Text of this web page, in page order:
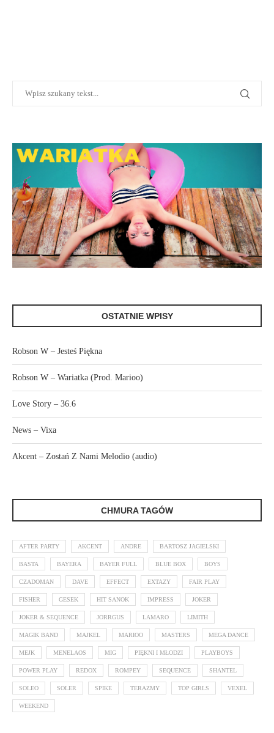
OSTATNIE WPISY
Robson W – Jesteś Piękna
Robson W – Wariatka (Prod. Marioo)
Love Story – 36.6
News – Vixa
Akcent – Zostań Z Nami Melodio (audio)
CHMURA TAGÓW
AFTER PARTY AKCENT ANDRE BARTOSZ JAGIELSKI
BASTA BAYERA BAYER FULL BLUE BOX BOYS
CZADOMAN DAVE EFFECT EXTAZY FAIR PLAY
FISHER GESEK HIT SANOK IMPRESS JOKER
JOKER & SEQUENCE JORRGUS LAMARO LIMITH
MAGIK BAND MAJKEL MARIOO MASTERS MEGA DANCE
MEJK MENELAOS MIG PIĘKNI I MŁODZI PLAYBOYS
POWER PLAY REDOX ROMPEY SEQUENCE SHANTEL
SOLEO SOLER SPIKE TERAZMY TOP GIRLS VEXEL
WEEKEND